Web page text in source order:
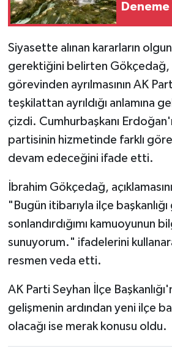
Siyasette alınan kararların
gerektiğini belirten Gökçedağ,
görevinden ayrılmasının AK
teşkilattan ayrıldığı anlamına
çizdi. Cumhurbaşkanı
partisinin hizmetinde farklı
devam edeceğini ifade etti.
İbrahim Gökçedağ,
"Bugün itibarıyla ilçe
sonlandırdığımı kamuoyunun
sunuyorum." ifadelerini
resmen veda etti.
AK Parti Seyhan İlçe
gelişmenin ardından yeni ilçe
olacağı ise merak konusu oldu.